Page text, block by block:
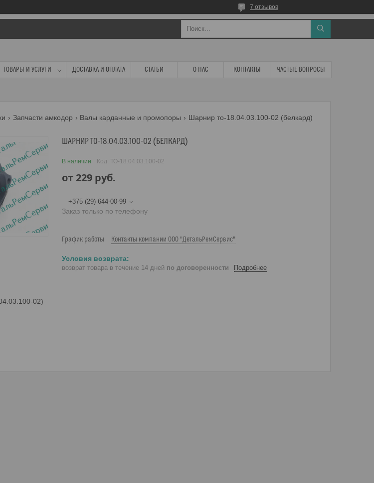
7 отзывов
ТОВАРЫ И УСЛУГИ ДОСТАВКА И ОПЛАТА СТАТЬИ О НАС КОНТАКТЫ ЧАСТЫЕ ВОПРОСЫ
Запчасти амкодор Валы карданные и промопоры Шарнир то-18.04.03.100-02 (белкард)
ШАРНИР ТО-18.04.03.100-02 (БЕЛКАРД)
В наличии Код: ТО-18.04.03.100-02
от 229 руб.
+375 (29) 644-00-99
Заказ только по телефону
График работы Контакты компании ООО "ДетальРемСервис"
возврат товара в течение 14 дней по договоренности Подробнее
02)